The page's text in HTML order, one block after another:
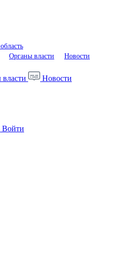
Органы власти
Новости
Новости
Войти